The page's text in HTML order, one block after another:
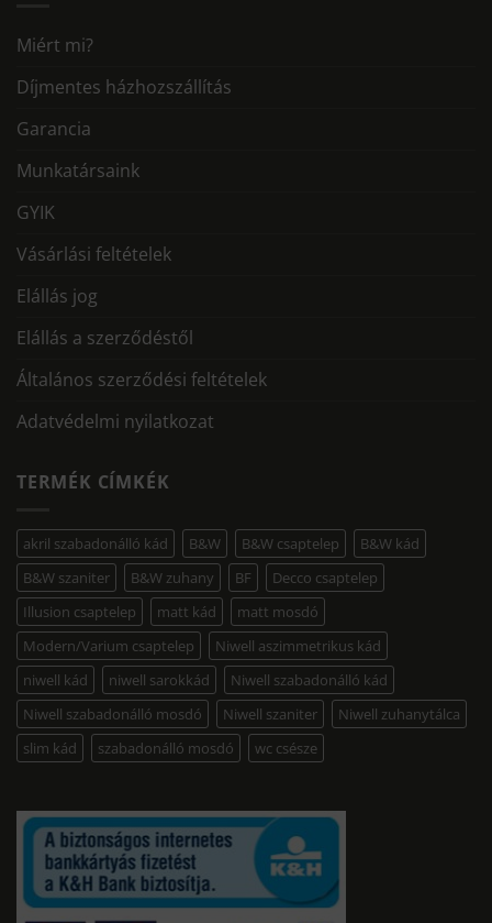
Miért mi?
Díjmentes házhozszállítás
Garancia
Munkatársaink
GYIK
Vásárlási feltételek
Elállás jog
Elállás a szerződéstől
Általános szerződési feltételek
Adatvédelmi nyilatkozat
TERMÉK CÍMKÉK
akril szabadonálló kád B&W B&W csaptelep
B&W kád
B&W szaniter
B&W zuhany BF
Decco csaptelep
Illusion csaptelep
matt kád
matt mosdó
Modern/Varium csaptelep
Niwell aszimmetrikus kád
niwell kád
niwell sarokkád
Niwell szabadonálló kád
Niwell szabadonálló mosdó
Niwell szaniter
Niwell zuhanytálca
slim kád
szabadonálló mosdó wc csésze